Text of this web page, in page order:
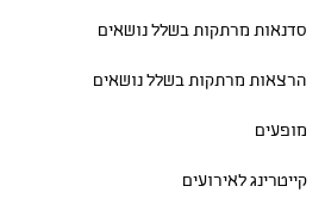
סדנאות מרתקות בשלל נושאים
הרצאות מרתקות בשלל נושאים
מופעים
קייטרינג לאירועים